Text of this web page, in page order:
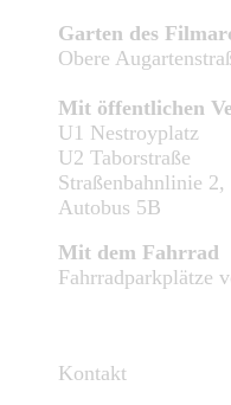
Garten des
Obere
Mit öffentlichen
U1 Nestroyplatz
U2 Taborstraße
Straßenbahnlinie 2,
Autobus 5B
Mit dem Fahrrad
Fahrradparkplätze
Kontakt